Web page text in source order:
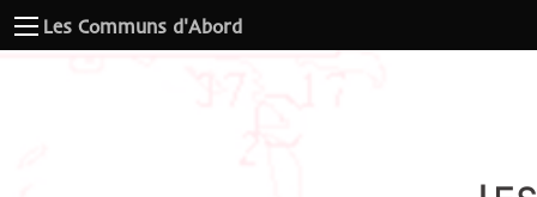
Les Communs d'Abord